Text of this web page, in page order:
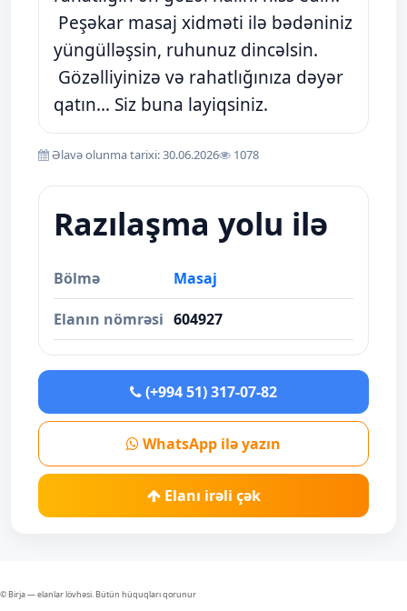
Peşəkar masaj xidməti ilə bədəniniz
yüngülləşsin, ruhunuz dincəlsin.
Gözəlliyinizə və rahatlığınıza dəyər
qatın… Siz buna layiqsiniz.
Əlavə olunma tarixi: 30.06.2026 1078
Razılaşma yolu ilə
Bölmə Masaj
Elanın nömrəsi 604927
(+994 51) 317-07-82
WhatsApp ilə yazın
Elanı irəli çək
© Birja — elanlar lövhəsi. Bütün hüquqları qorunur